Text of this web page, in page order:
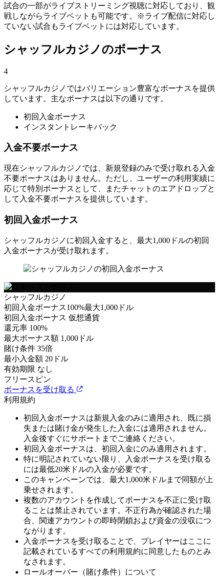
試合の一部がライブストリーミング視聴に対応しており、観
戦しながらライブベットも可能です。※ライブ配信に対応し
ていない試合もライブベットには対応しています。
シャッフルカジノのボーナス
4
シャッフルカジノではバリエーション豊富なボーナスを提供
しています。主なボーナスは以下の通りです。
初回入金ボーナス
インスタントレーキバック
入金不要ボーナス
現在シャッフルカジノでは、新規登録のみで受け取れる入金
不要ボーナスはありません。ただし、ユーザーの利用実績に
応じて特別ボーナスとして、またチャットのエアドロップと
して入金不要ボーナスを提供しています。
初回入金ボーナス
シャッフルカジノに初回入金すると、最大1,000ドルの初回
入金ボーナスが受け取れます。
シャッフルカジノ
初回入金ボーナス100%最大1,000ドル
初回入金ボーナス 仮想通貨
還元率 100%
最大ボーナス額 1,000ドル
賭け条件 35倍
最小入金額 20ドル
有効期限 なし
フリースピン
ボーナスを受け取る
利用規約
初回入金ボーナスは新規入金のみに適用され、既に損
失または賭け金が発生した入金には適用されません。
入金後すぐにサポートまでご連絡ください。
初回入金ボーナスは、初回入金にのみ適用されます。
特に明記されていない限り、入金ボーナスを受け取る
には最低20米ドルの入金が必要です。
このキャンペーンでは、最大1,000米ドルまで同額が上
乗せされます。
複数のアカウントを作成してボーナスを不正に受け取
ることは禁止されています。不正行為が確認された場
合、関連アカウントの即時閉鎖および資金の没収につ
ながります。
入金ボーナスを受け取ることで、プレイヤーはここに
記載されているすべての利用規約に同意したものとみ
なされます。
ロールオーバー（賭け条件）について